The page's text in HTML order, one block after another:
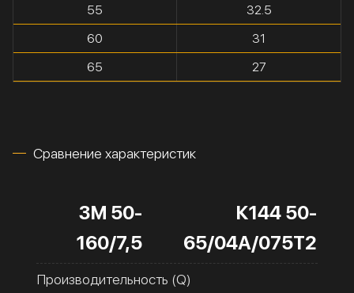
55
32.5
60
31
65
27
Сравнение характеристик
3M 50-
160/7,5
К144 50-
65/04А/075Т2
Производительность (Q)